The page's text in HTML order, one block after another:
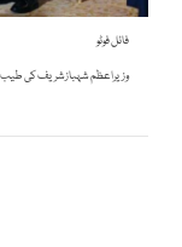
فائل فوٹو
وزیراعظم شہبازشریف کی طیب